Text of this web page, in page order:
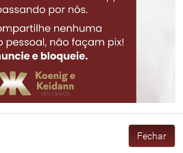
rescisão
Fechar